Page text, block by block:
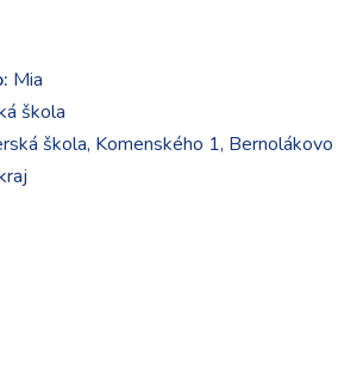
Mia
škola
škola, Komenského 1, Bernolákovo